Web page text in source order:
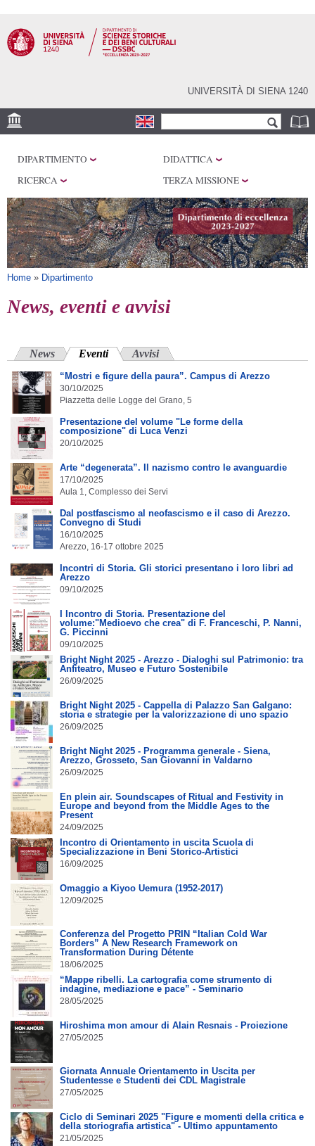
contenuto
principale
UNIVERSITÀ DI SIENA 1240
Form di ricerca
CENTRI DI RICERCA
LABORATORI
BIBLIOTECHE
SERVIZI
DIPARTIMENTO
DIDATTICA
RICERCA
TERZA MISSIONE
Tu sei qui
Home » Dipartimento
News, eventi e avvisi
News Eventi(scheda attiva)
Avvisi
“Mostri e figure della paura”. Campus di Arezzo
30/10/2025
Piazzetta delle Logge del Grano, 5
Presentazione del volume "Le forme della
composizione" di Luca Venzi
20/10/2025
Arte “degenerata”. Il nazismo contro le avanguardie
17/10/2025
Aula 1, Complesso dei Servi
Dal postfascismo al neofascismo e il caso di Arezzo.
Convegno di Studi
16/10/2025
Arezzo, 16-17 ottobre 2025
Incontri di Storia. Gli storici presentano i loro libri ad
Arezzo
09/10/2025
I Incontro di Storia. Presentazione del
volume:"Medioevo che crea" di F. Franceschi, P. Nanni,
G. Piccinni
09/10/2025
Bright Night 2025 - Arezzo - Dialoghi sul Patrimonio: tra
Anfiteatro, Museo e Futuro Sostenibile
26/09/2025
Bright Night 2025 - Cappella di Palazzo San Galgano:
storia e strategie per la valorizzazione di uno spazio
26/09/2025
Bright Night 2025 - Programma generale - Siena,
Arezzo, Grosseto, San Giovanni in Valdarno
26/09/2025
En plein air. Soundscapes of Ritual and Festivity in
Europe and beyond from the Middle Ages to the
Present
24/09/2025
Incontro di Orientamento in uscita Scuola di
Specializzazione in Beni Storico-Artistici
16/09/2025
Omaggio a Kiyoo Uemura (1952-2017)
12/09/2025
Conferenza del Progetto PRIN “Italian Cold War
Borders” A New Research Framework on
Transformation During Détente
18/06/2025
“Mappe ribelli. La cartografia come strumento di
indagine, mediazione e pace” - Seminario
28/05/2025
Hiroshima mon amour di Alain Resnais - Proiezione
27/05/2025
Giornata Annuale Orientamento in Uscita per
Studentesse e Studenti dei CDL Magistrale
27/05/2025
Ciclo di Seminari 2025 "Figure e momenti della critica e
della storiografia artistica" - Ultimo appuntamento
21/05/2025